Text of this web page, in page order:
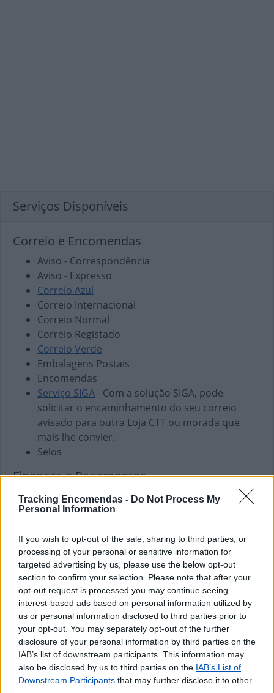
Tracking Encomendas - Do Not Process My
Personal Information
If you wish to opt-out of the sale, sharing to third parties, or
processing of your personal or sensitive information for
targeted advertising by us, please use the below opt-out
section to confirm your selection. Please note that after your
opt-out request is processed you may continue seeing
interest-based ads based on personal information utilized by
us or personal information disclosed to third parties prior to
your opt-out. You may separately opt-out of the further
disclosure of your personal information by third parties on the
IAB’s list of downstream participants. This information may
also be disclosed by us to third parties on the IAB’s List of
Downstream Participants that may further disclose it to other
Serviços Disponíveis
Correio e Encomendas
Aviso - Correspondência
Aviso - Expresso
Correio Azul
Correio Internacional
Correio Normal
Correio Registado
Correio Verde
Embalagens Postais
Encomendas
Serviço SIGA - Com a solução SIGA, pode
solicitar o encaminhamento do seu correio
avisado para outra Loja CTT ou morada que
mais lhe convier.
Selos
Finanças e Pagamentos
Envio de vales - Internacionais
Envio de vales - Nacionais
Pagamento de Vales